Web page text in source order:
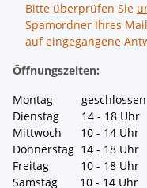
Bitte überprüfen Sie
Spamordner Ihres
auf eingegangene
Öffnungszeiten:
Montag geschlossen
Dienstag 14 - 18 Uhr
Mittwoch 10 - 14 Uhr
Donnerstag 14 - 18 Uhr
Freitag 10 - 18 Uhr
Samstag 10 - 14 Uhr